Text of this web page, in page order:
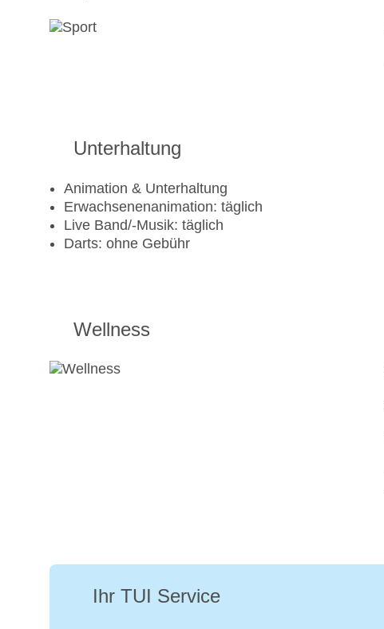
Unterhaltung
Animation & Unterhaltung
Erwachsenenanimation: täglich
Live Band/-Musik: täglich
Darts: ohne Gebühr
Wellness
Ihr TUI Service